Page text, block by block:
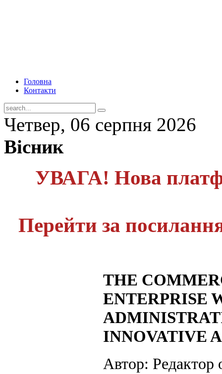
Головна
Контакти
Четвер, 06 серпня 2026
Вісник
УВАГА! Нова
Перейти за
THE
ENTERPRISE
INNOVATIVE
Автор: Редактор